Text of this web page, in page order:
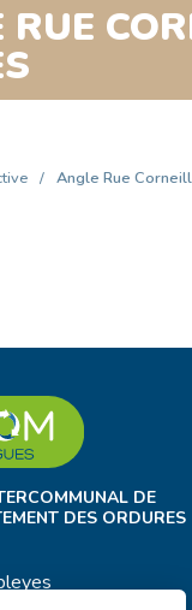
RUE
/ Angle Rue
DE
DES ORDURES